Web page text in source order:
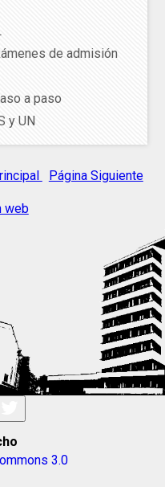
de admisión
a paso
y UN
Página Siguiente
web
3.0